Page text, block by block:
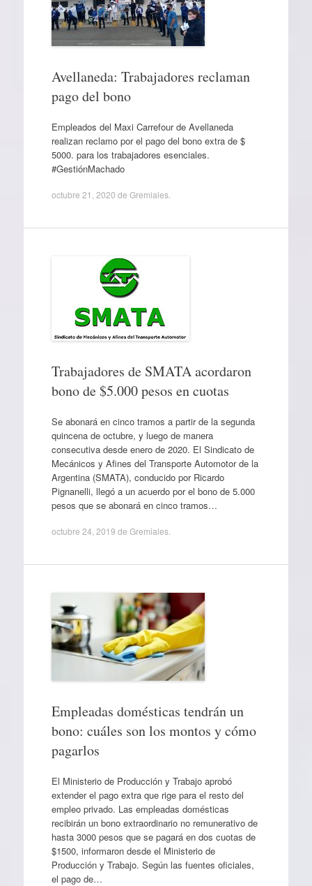
Avellaneda: Trabajadores reclaman
pago del bono
Empleados del Maxi Carrefour de Avellaneda
realizan reclamo por el pago del bono extra de $
5000. para los trabajadores esenciales.
#GestiónMachado
octubre 21, 2020 de Gremiales.
Trabajadores de SMATA acordaron
bono de $5.000 pesos en cuotas
Se abonará en cinco tramos a partir de la segunda
quincena de octubre, y luego de manera
consecutiva desde enero de 2020. El Sindicato de
Mecánicos y Afines del Transporte Automotor de la
Argentina (SMATA), conducido por Ricardo
Pignanelli, llegó a un acuerdo por el bono de 5.000
pesos que se abonará en cinco tramos…
octubre 24, 2019 de Gremiales.
Empleadas domésticas tendrán un
bono: cuáles son los montos y cómo
pagarlos
El Ministerio de Producción y Trabajo aprobó
extender el pago extra que rige para el resto del
empleo privado. Las empleadas domésticas
recibirán un bono extraordinario no remunerativo de
hasta 3000 pesos que se pagará en dos cuotas de
$1500, informaron desde el Ministerio de
Producción y Trabajo. Según las fuentes oficiales,
el pago de…